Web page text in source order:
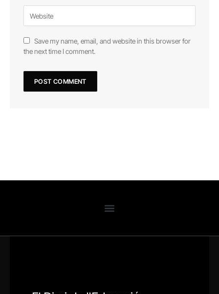
Save my name, email, and website in this browser for
the next time I comment.